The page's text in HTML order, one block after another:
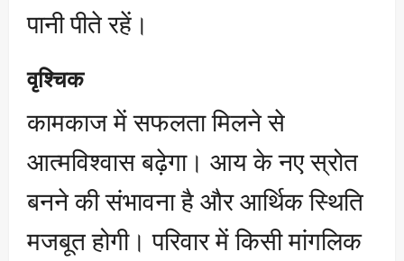
पानी पीते रहें।
वृश्चिक
कामकाज में सफलता मिलने से
आत्मविश्वास बढ़ेगा। आय के नए स्रोत
बनने की संभावना है और आर्थिक स्थिति
मजबूत होगी। परिवार में किसी मांगलिक